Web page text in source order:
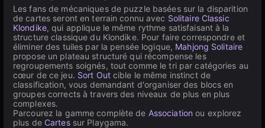
Les fans de mécaniques de puzzle basées sur la disparition
de cartes seront en terrain connu avec Solitaire Classic
Klondike, qui applique le même rythme satisfaisant à la
structure classique du Klondike. Pour faire correspondre et
éliminer des tuiles par la pensée logique, Mahjong Solitaire
propose un plateau structuré qui récompense les
regroupements soignés, tout comme le tri par catégories au
cœur de ce jeu. Sort Outcible le même instinct de
classification, vous demandant d'organiser des blocs en
groupes corrects à travers des niveaux de plus en plus
complexes.
Parcourez la gamme complète de Association ou explorez
plus de Cartessur Playgama.